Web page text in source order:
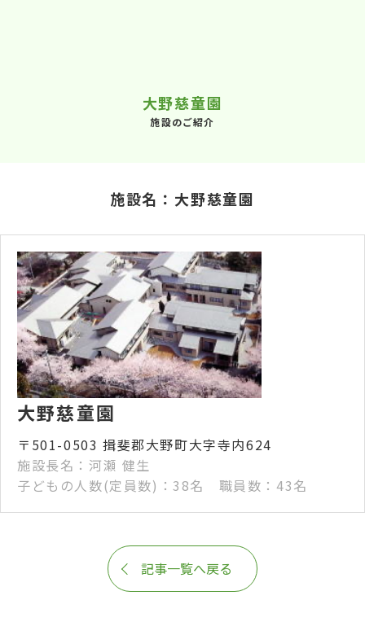
大野慈童園
施設のご紹介
施設名：大野慈童園
大野慈童園
〒501-0503 揖斐郡大野町大字寺内624
施設長名：河瀬 健生
子どもの人数(定員数)：38名 職員数：43名
記事一覧へ戻る